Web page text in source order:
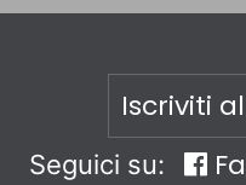
Iscriviti
Seguici su: